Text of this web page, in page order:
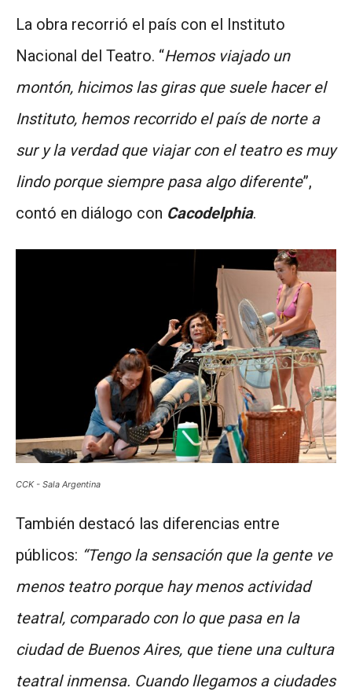
La obra recorrió el país con el Instituto
Nacional del Teatro. “Hemos viajado un
montón, hicimos las giras que suele hacer el
Instituto, hemos recorrido el país de norte a
sur y la verdad que viajar con el teatro es muy
lindo porque siempre pasa algo diferente”,
contó en diálogo con Cacodelphia.
CCK - Sala Argentina
También destacó las diferencias entre
públicos: “Tengo la sensación que la gente ve
menos teatro porque hay menos actividad
teatral, comparado con lo que pasa en la
ciudad de Buenos Aires, que tiene una cultura
teatral inmensa. Cuando llegamos a ciudades